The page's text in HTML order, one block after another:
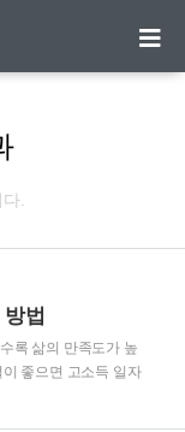
.
법
록 삶의 만족도가 높
좋으면 고소득 일자
만족도가 높을 것으로